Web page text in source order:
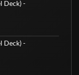
de nível básico e
Todos esses
e ABED)
Deck) -
Deck) -